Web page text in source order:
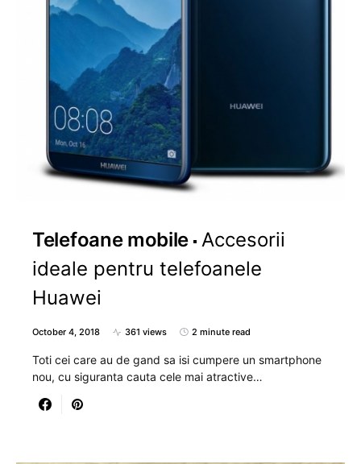
Telefoane mobile Accesorii
ideale pentru telefoanele
Huawei
October 4, 2018 361 views 2 minute read
Toti cei care au de gand sa isi cumpere un smartphone
nou, cu siguranta cauta cele mai atractive…